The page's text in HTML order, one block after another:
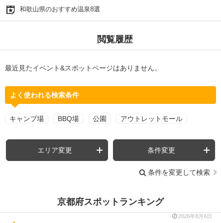
和歌山県のおすすめ温泉8選
閲覧履歴
最近見たイベント&スポットページはありません。
よく使われる検索条件
キャンプ場 BBQ場 公園 アウトレットモール
エリア変更 条件変更
条件を変更して検索
京都府スポットランキング
2026年8月6日